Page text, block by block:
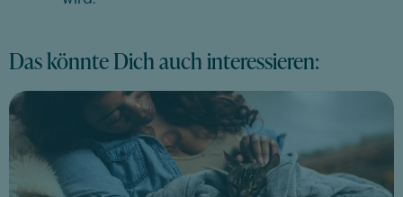
Das könnte Dich auch interessieren: